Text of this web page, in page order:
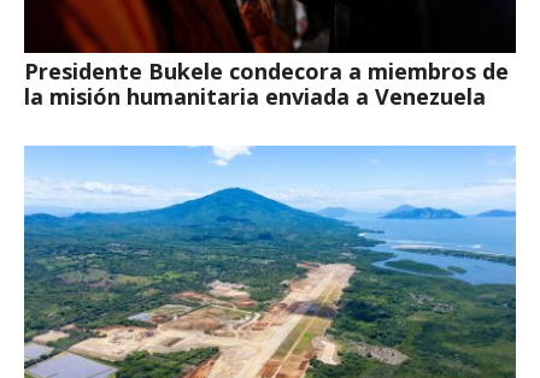
Presidente Bukele condecora a miembros de
la misión humanitaria enviada a Venezuela